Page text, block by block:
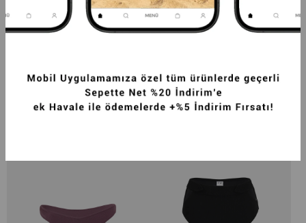
PREMIUM FIRFIR DETAYLI ASKILI VUAL
MAXI KADIN ELBISE BEYAZ
PREMIUM BÜZGÜ DETAYLI LUNA SLIM
FIT KADIN BIKINI ÜSTÜ MÜRDÜM
+1